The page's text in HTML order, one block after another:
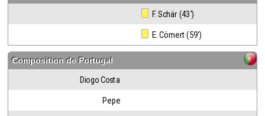
F. Schär (43')
E. Cömert (59')
Composition de Portugal
Diogo Costa
Pepe